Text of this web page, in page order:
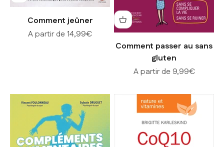
Comment jeûner
Prix de vente
A partir de 14,99€
Comment passer au sans
gluten
Prix de vente
A partir de 9,99€